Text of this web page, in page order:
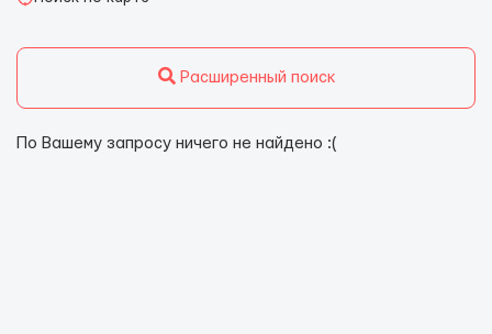
Расширенный поиск
По Вашему запросу ничего не найдено :(